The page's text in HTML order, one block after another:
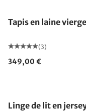
Tapis en laine
(3)
349,00 €
Linge de lit en